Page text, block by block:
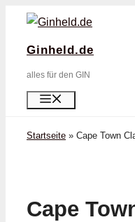
Zum
springen
Ginheld.de
alles für den GIN
Startseite » Cape Town
Cape